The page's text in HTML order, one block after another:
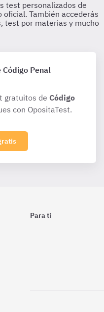
Penal
gratuitos de Código
con OpositaTest.
Para ti